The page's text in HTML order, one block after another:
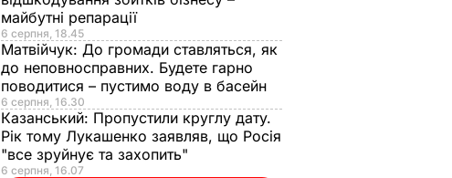
майбутні репарації
6 серпня, 18.45
Матвійчук: До громади ставляться, як
до неповносправних. Будете гарно
поводитися – пустимо воду в басейн
6 серпня, 16.30
Казанський: Пропустили круглу дату.
Рік тому Лукашенко заявляв, що Росія
"все зруйнує та захопить"
6 серпня, 16.07